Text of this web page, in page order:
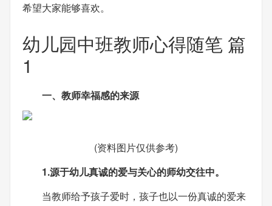
希望大家能够喜欢。
幼儿园中班教师心得随笔 篇
1
一、教师幸福感的来源
(资料图片仅供参考)
1.源于幼儿真诚的爱与关心的师幼交往中。
当教师给予孩子爱时，孩子也以一份真诚的爱来